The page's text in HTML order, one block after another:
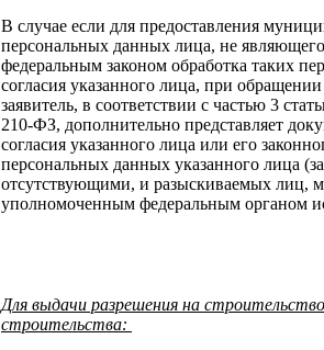
В случае если для предоставления
персональных данных лица, не
федеральным законом обработка таких
согласия указанного лица, при
заявитель, в соответствии с частью 3
210-ФЗ, дополнительно представляет
согласия указанного лица или его
персональных данных указанного лица
отсутствующими, и разыскиваемых лиц,
уполномоченным федеральным органом
Для выдачи разрешения на
строительства: